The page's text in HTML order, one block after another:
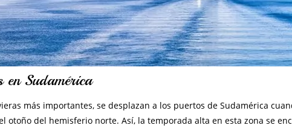
en Sudamérica
más importantes, se desplazan a los puertos de Sudamérica
otoño del hemisferio norte. Así, la temporada alta en esta zona se